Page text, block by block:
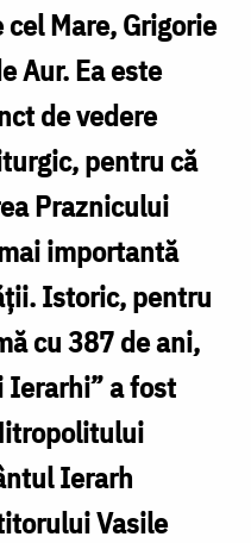
Mare, Grigorie
Aur. Ea este
de vedere
pentru că
Praznicului
importantă
Istoric, pentru
cu 387 de ani,
Ierarhi” a fost
Ierarh
Vasile